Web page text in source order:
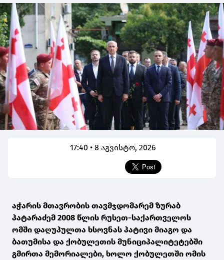
17:40 • 8 აგვისტო, 2026
აჭარის მთავრობის თავმჯდომარემ ზურაბ
პატარაძემ 2008 წლის რუსეთ-საქართველოს
ომში დაღუპულთა ხსოვნას პატივი მიაგო და
ბათუმისა და ქობულეთის მუნიციპალიტეტებში
გმირთა მემორიალები, ხოლო ქობულეთში ომის